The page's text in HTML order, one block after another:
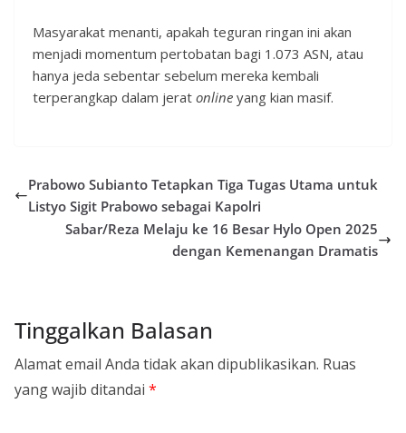
Masyarakat menanti, apakah teguran ringan ini akan
menjadi momentum pertobatan bagi 1.073 ASN, atau
hanya jeda sebentar sebelum mereka kembali
terperangkap dalam jerat online yang kian masif.
Prabowo Subianto Tetapkan Tiga Tugas Utama untuk
Listyo Sigit Prabowo sebagai Kapolri
Sabar/Reza Melaju ke 16 Besar Hylo Open 2025
dengan Kemenangan Dramatis
Tinggalkan Balasan
Alamat email Anda tidak akan dipublikasikan. Ruas
yang wajib ditandai *